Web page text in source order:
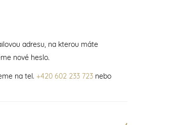
adresu, na kterou máte
nové heslo.
na tel. +420 602 233 723nebo